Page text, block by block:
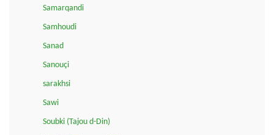
Samarqandi
Samhoudi
Sanad
Sanouçi
sarakhsi
Sawi
Soubki (Tajou d-Din)